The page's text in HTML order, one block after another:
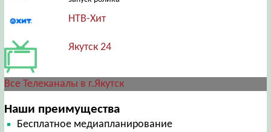
НТВ-Хит
Якутск 24
Все Телеканалы в г.Якутск
Наши преимущества
Бесплатное медиапланирование